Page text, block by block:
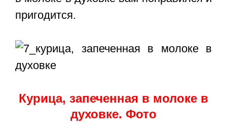
пригодится.
Курица, запеченная в молоке в
духовке. Фото